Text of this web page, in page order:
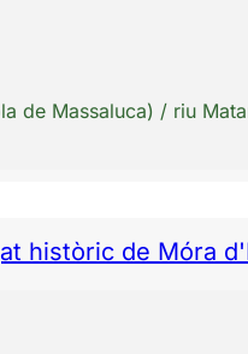
de Massaluca) / riu
històric de Móra